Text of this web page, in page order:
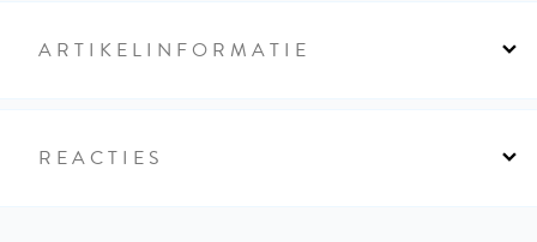
ARTIKELINFORMATIE
REACTIES